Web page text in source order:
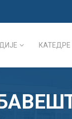
КАТЕДРЕ